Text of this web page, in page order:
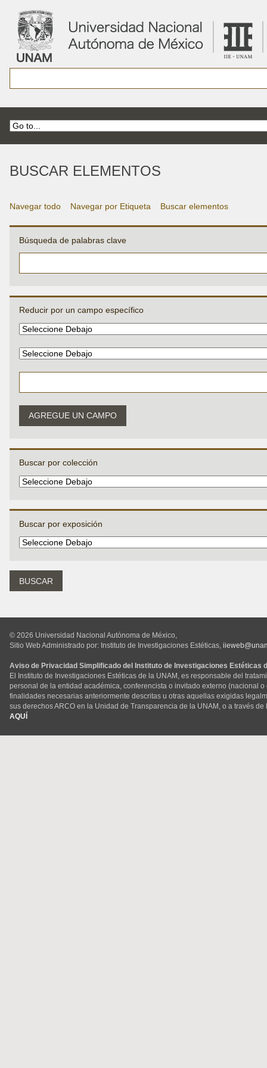
BUSCAR ELEMENTOS
Navegar todo Navegar por Etiqueta Buscar elementos
Búsqueda de palabras clave
Reducir por un campo específico
AGREGUE UN CAMPO
Buscar por colección
Buscar por exposición
© 2026 Universidad Nacional Autónoma de México,
Sitio Web Administrado por: Instituto de Investigaciones Estéticas,
Aviso de Privacidad Simplificado del Instituto de Investigaciones Estéticas
El Instituto de Investigaciones Estéticas de la UNAM, es responsable del
personal de la entidad académica, conferencista o invitado externo (nacional
finalidades necesarias anteriormente descritas u otras aquellas exigidas
sus derechos ARCO en la Unidad de Transparencia de la UNAM, o a través
AQUÍ